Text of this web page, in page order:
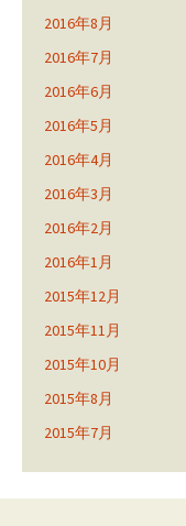
2016年8月
2016年7月
2016年6月
2016年5月
2016年4月
2016年3月
2016年2月
2016年1月
2015年12月
2015年11月
2015年10月
2015年8月
2015年7月